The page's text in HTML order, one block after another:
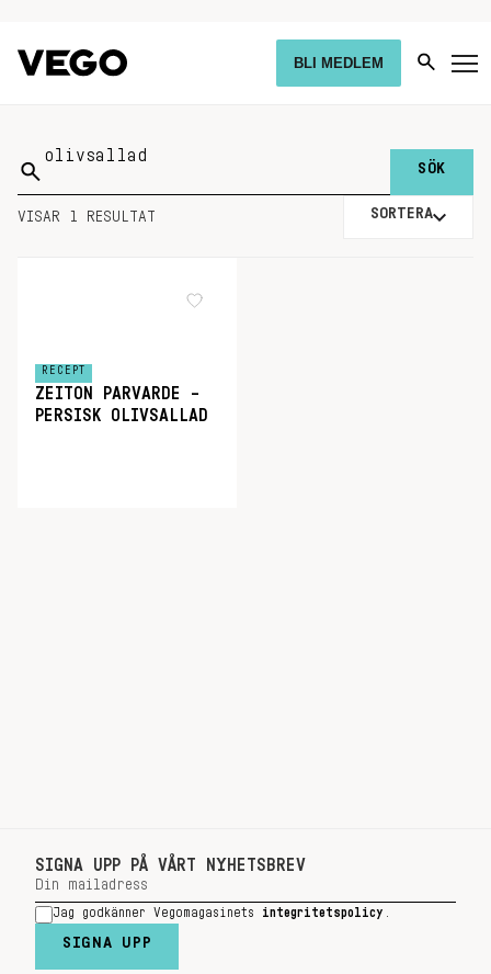
BLI MEDLEM
Sök
på:
VISAR 1 RESULTAT SORTERA
RECEPT
ZEITON PARVARDE –
PERSISK OLIVSALLAD
SIGNA UPP PÅ VÅRT NYHETSBREV
Jag godkänner Vegomagasinets integritetspolicy
SIGNA UPP